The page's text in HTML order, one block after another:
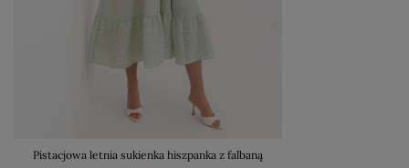
Pistacjowa letnia sukienka hiszpanka z falbaną